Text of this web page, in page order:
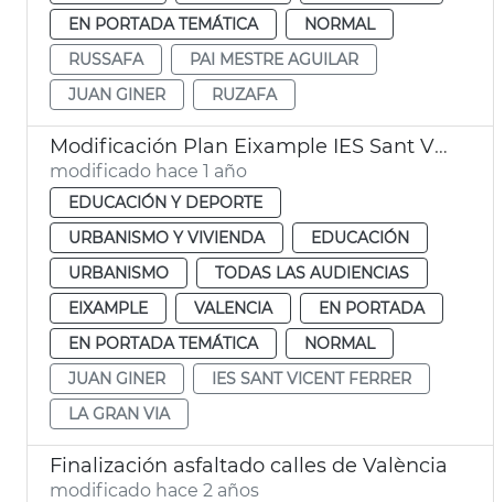
EN PORTADA TEMÁTICA
NORMAL
RUSSAFA
PAI MESTRE AGUILAR
JUAN GINER
RUZAFA
Modificación Plan Eixample IES Sant Vicente Ferrer València
modificado hace 1 año
EDUCACIÓN Y DEPORTE
URBANISMO Y VIVIENDA
EDUCACIÓN
URBANISMO
TODAS LAS AUDIENCIAS
EIXAMPLE
VALENCIA
EN PORTADA
EN PORTADA TEMÁTICA
NORMAL
JUAN GINER
IES SANT VICENT FERRER
LA GRAN VIA
Finalización asfaltado calles de València
modificado hace 2 años